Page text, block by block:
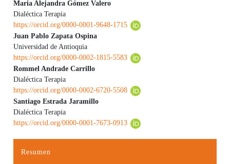
Contenido principal del artículo
Maria Alejandra Gómez Valero
Dialéctica Terapia
https://orcid.org/0000-0001-9648-1715
Juan Pablo Zapata Ospina
Universidad de Antioquia
https://orcid.org/0000-0002-1815-5583
Rommel Andrade Carrillo
Dialéctica Terapia
https://orcid.org/0000-0002-6720-5508
Santiago Estrada Jaramillo
Dialéctica Terapia
https://orcid.org/0000-0001-7673-0913
Resumen